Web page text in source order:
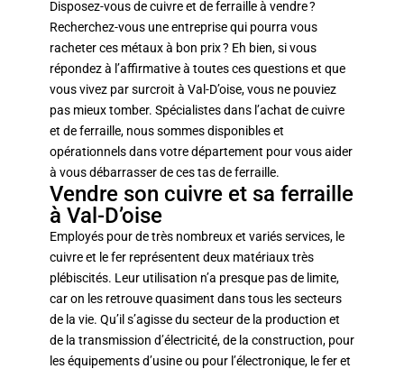
Disposez-vous de cuivre et de ferraille à vendre ?
Recherchez-vous une entreprise qui pourra vous
racheter ces métaux à bon prix ? Eh bien, si vous
répondez à l’affirmative à toutes ces questions et que
vous vivez par surcroit à Val-D’oise, vous ne pouviez
pas mieux tomber. Spécialistes dans l’achat de cuivre
et de ferraille, nous sommes disponibles et
opérationnels dans votre département pour vous aider
à vous débarrasser de ces tas de ferraille.
Vendre son cuivre et sa ferraille
à Val-D’oise
Employés pour de très nombreux et variés services, le
cuivre et le fer représentent deux matériaux très
plébiscités. Leur utilisation n’a presque pas de limite,
car on les retrouve quasiment dans tous les secteurs
de la vie. Qu’il s’agisse du secteur de la production et
de la transmission d’électricité, de la construction, pour
les équipements d’usine ou pour l’électronique, le fer et